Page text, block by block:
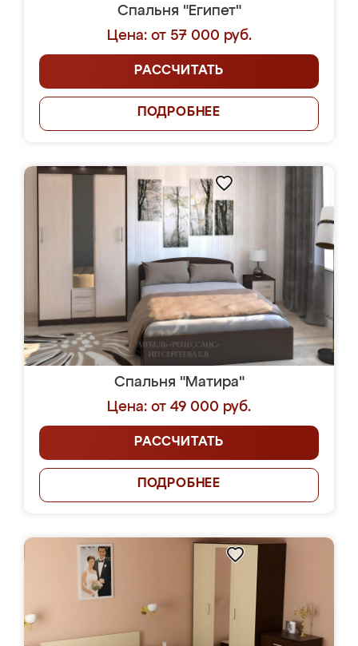
Спальня "Египет"
Цена: от 57 000 руб.
РАССЧИТАТЬ
ПОДРОБНЕЕ
Спальня "Матира"
Цена: от 49 000 руб.
РАССЧИТАТЬ
ПОДРОБНЕЕ